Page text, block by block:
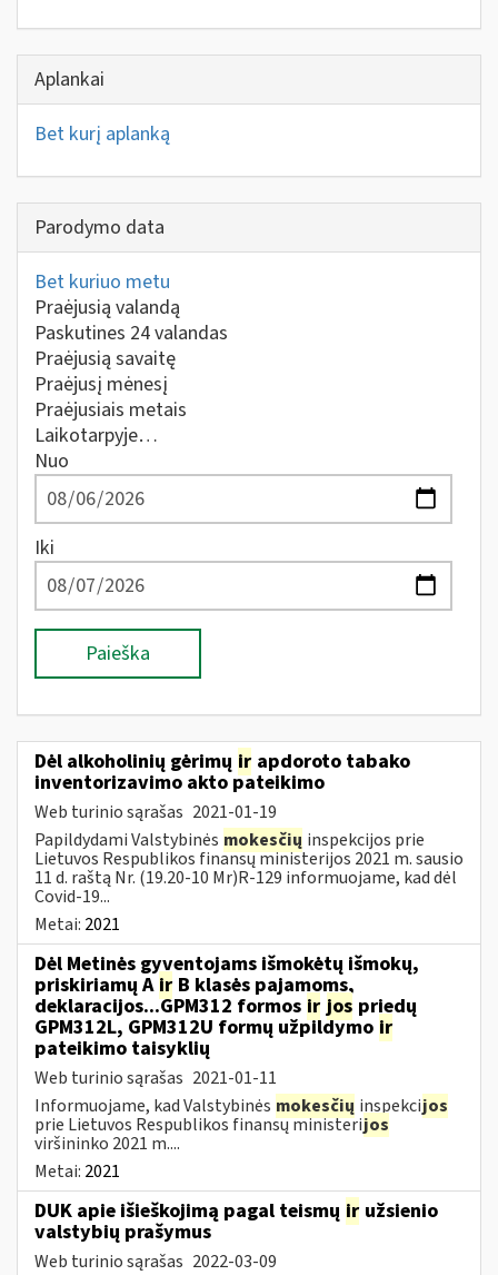
Aplankai
Bet kurį aplanką
Parodymo data
Bet kuriuo metu
Praėjusią valandą
Paskutines 24 valandas
Praėjusią savaitę
Praėjusį mėnesį
Praėjusiais metais
Laikotarpyje…
Nuo
Iki
Paieška
Dėl alkoholinių gėrimų ir apdoroto tabako
inventorizavimo akto pateikimo
Web turinio sąrašas 2021-01-19
Papildydami Valstybinės mokesčių inspekcijos prie
Lietuvos Respublikos finansų ministerijos 2021 m. sausio
11 d. raštą Nr. (19.20-10 Mr)R-129 informuojame, kad dėl
Covid-19...
Metai: 2021
Dėl Metinės gyventojams išmokėtų išmokų,
priskiriamų A ir B klasės pajamoms,
deklaracijos...GPM312 formos ir jos priedų
GPM312L, GPM312U formų užpildymo ir
pateikimo taisyklių
Web turinio sąrašas 2021-01-11
Informuojame, kad Valstybinės mokesčių inspekcijos
prie Lietuvos Respublikos finansų ministerijos
viršininko 2021 m....
Metai: 2021
DUK apie išieškojimą pagal teismų ir užsienio
valstybių prašymus
Web turinio sąrašas 2022-03-09